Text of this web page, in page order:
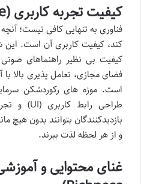
کیفیت تجربه کاربری (User Experience)
فناوری به تنهایی کافی نیست؛
کند، کیفیت کاربری آن است. این
کیفیت بی نظیر راهنماهای
فضای مجازی، تعامل پذیری بالا
است. موزه های رکوردشکن
بازدیدکنندگان بتوانند بدون
و از هر لحظه لذت ببرند.